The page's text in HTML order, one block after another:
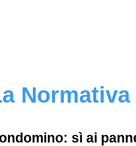
Normativa
sì ai